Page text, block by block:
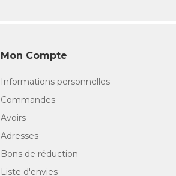
Mon Compte
Informations personnelles
Commandes
Avoirs
Adresses
Bons de réduction
Liste d'envies